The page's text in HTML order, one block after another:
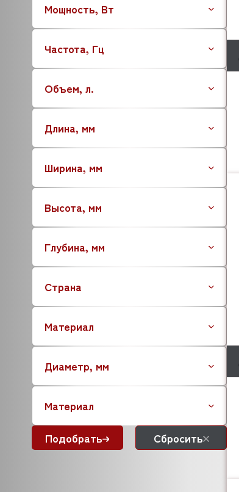
BASSANINA
BEAR VARIMIXER
BECKERS
BERTOS
BESSERVACUUM
BAKEBERRY
BARBOSSA P.L.
BOKNI
BERKEL
BRAS
BRAVILOR BONAMAT
BREMA
BRITA
BRISKLY
CAB
CAMBRO
CANCAN
CAS
CASADIO
CARBOMA (Карбома)
CELME
CNIX
COOLEQ
COLDLINE
Мощность, Вт
Частота, Гц
Объем, л.
Длина, мм
Ширина, мм
Высота, мм
Глубина, мм
Страна
Материал
Диаметр, мм
Материал
Подобрать Сбросить